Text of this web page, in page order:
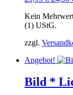
war:
29,95 €
Kein
(1) UStG.
zzgl.
Angebot!
Bild *